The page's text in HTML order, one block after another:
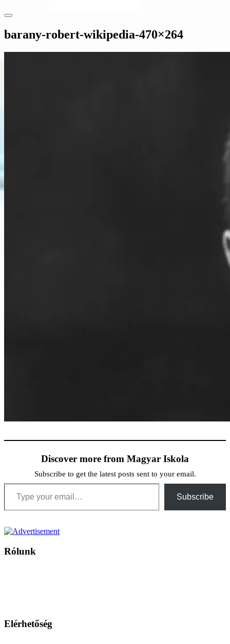
barany-robert-wikipedia-470×264
Discover more from Magyar Iskola
Subscribe to get the latest posts sent to your email.
Type your email…
Subscribe
Rólunk
Elérhetőség